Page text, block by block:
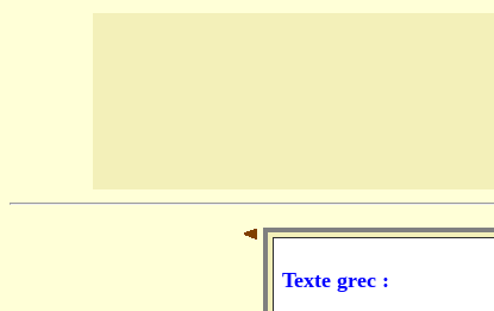
Texte grec :